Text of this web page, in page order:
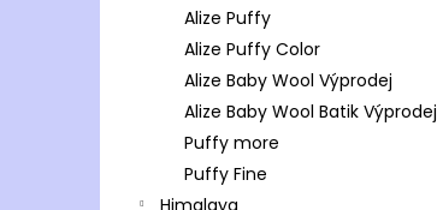
Alize Puffy
Alize Puffy Color
Alize Baby Wool Výprodej
Alize Baby Wool Batik Výprodej
Puffy more
Puffy Fine
Himalaya